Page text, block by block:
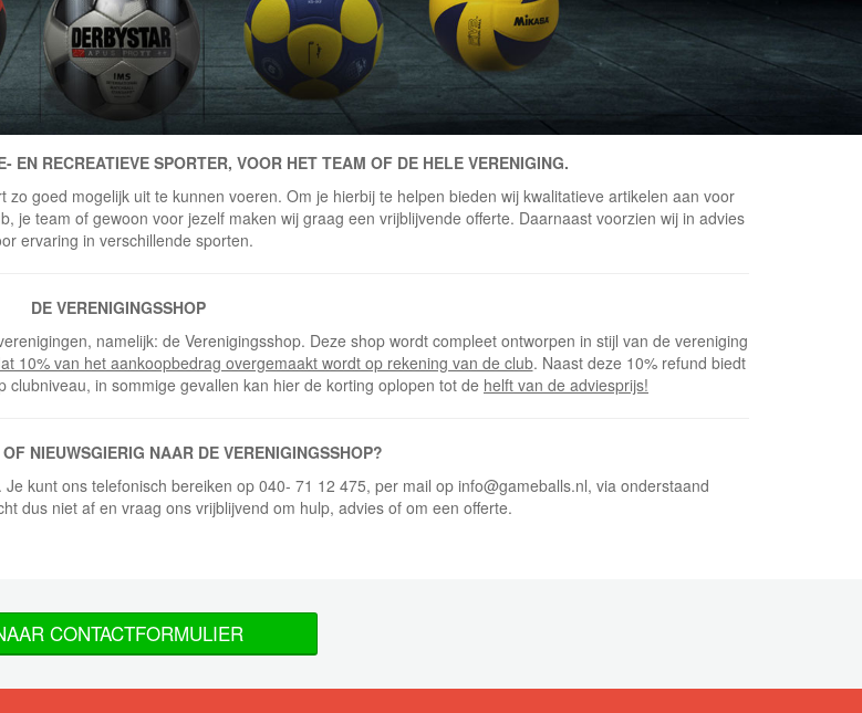
EN RECREATIEVE SPORTER, VOOR HET TEAM OF DE HELE VERENIGING.
goed mogelijk uit te kunnen voeren. Om je hierbij te helpen bieden wij kwalitatieve artikelen aan voor
je team of gewoon voor jezelf maken wij graag een vrijblijvende offerte. Daarnaast voorzien wij in advies
ervaring in verschillende sporten.
DE VERENIGINGSSHOP
namelijk: de Verenigingsshop. Deze shop wordt compleet ontworpen in stijl van de vereniging
10% van het aankoopbedrag overgemaakt wordt op rekening van de club. Naast deze 10% refund biedt
in sommige gevallen kan hier de korting oplopen tot de helft van de adviesprijs!
NIEUWSGIERIG NAAR DE VERENIGINGSSHOP?
kunt ons telefonisch bereiken op 040- 71 12 475, per mail op info@gameballs.nl, via onderstaand
dus niet af en vraag ons vrijblijvend om hulp, advies of om een offerte.
CONTACTFORMULIER